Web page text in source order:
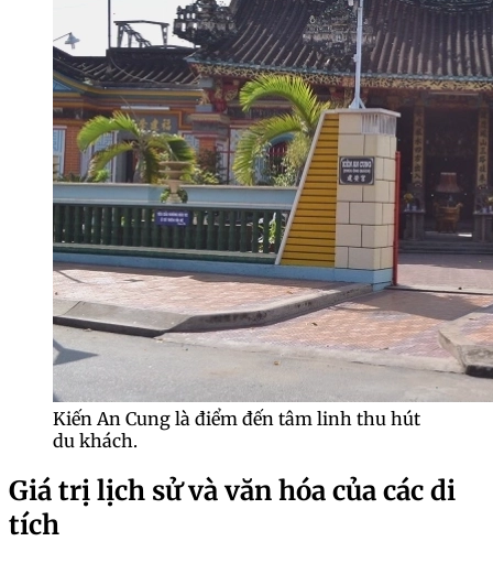
Kiến An Cung là điểm đến tâm linh thu hút
du khách.
Giá trị lịch sử và văn hóa của các di
tích